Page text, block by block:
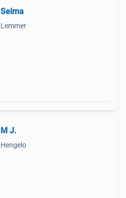
Selma
Lemmer
M J.
Hengelo